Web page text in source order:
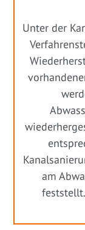
Unter der
am